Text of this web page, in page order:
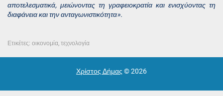
αποτελεσματικά, μειώνοντας τη γραφειοκρατία και ενισχύοντας τη
διαφάνεια και την ανταγωνιστικότητα».
Ετικέτες: οικονομία τεχνολογία
Χρίστος Δήμας © 2026